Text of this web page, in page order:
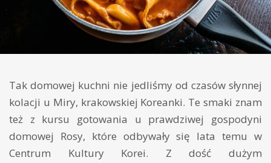
Tak domowej kuchni nie jedliśmy od czasów słynnej
kolacji u Miry, krakowskiej Koreanki. Te smaki znam
też z kursu gotowania u prawdziwej gospodyni
domowej Rosy, które odbywały się lata temu w
Centrum Kultury Korei. Z dość dużym